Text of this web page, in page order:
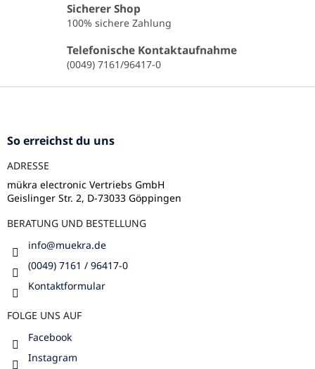
m
e
n
t
e
d
e
Sicherer Shop
100% sichere Zahlung
Telefonische Kontaktaufnahme
(0049) 7161/96417-0
F
So erreichst du uns
ADRESSE
mükra electronic Vertriebs GmbH
Geislinger Str. 2, D-73033 Göppingen
BERATUNG UND BESTELLUNG
info@muekra.de
(0049) 7161 / 96417-0
Kontaktformular
FOLGE UNS AUF
Facebook
Instagram